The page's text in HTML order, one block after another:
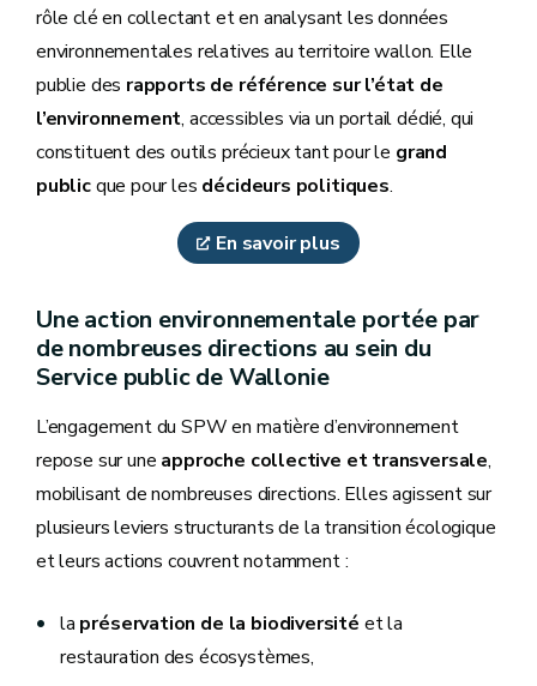
rôle clé en collectant et en analysant les données
environnementales relatives au territoire wallon. Elle
publie des rapports de référence sur l’état de
l’environnement, accessibles via un portail dédié, qui
constituent des outils précieux tant pour le grand
publicque pour les décideurs politiques.
En savoir plus
Une action environnementale portée par
de nombreuses directions au sein du
Service public de Wallonie
L’engagement du SPW en matière d’environnement
repose sur une approche collective et transversale,
mobilisant de nombreuses directions. Elles agissent sur
plusieurs leviers structurants de la transition écologique
et leurs actions couvrent notamment :
la préservation de la biodiversité et la
restauration des écosystèmes,